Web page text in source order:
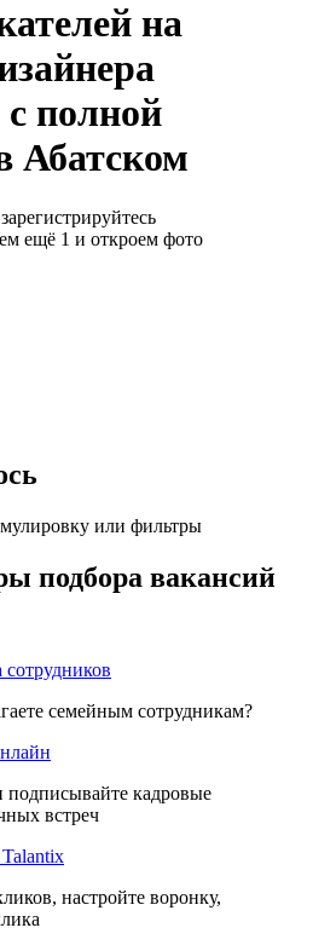
на
с полной
Абатском
ещё 1 и откроем фото
или фильтры
подбора вакансий
семейным сотрудникам?
подписывайте кадровые
встреч
Talantix
настройте воронку,